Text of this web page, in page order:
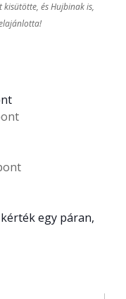
és Hujbinak is,
egy páran,